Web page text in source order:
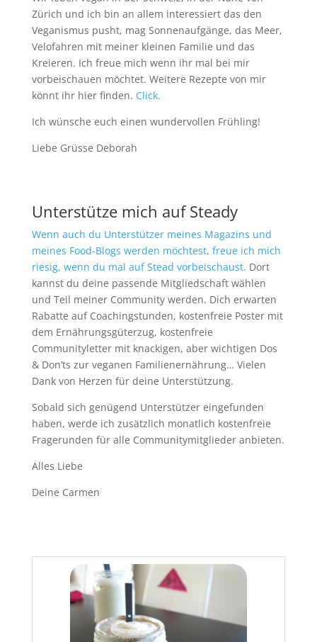
Zürich und ich bin an allem interessiert das den
Veganismus pusht, mag Sonnenaufgänge, das Meer,
Velofahren mit meiner kleinen Familie und das
Kreieren. Ich freue mich wenn ihr mal bei mir
vorbeischauen möchtet. Weitere Rezepte von mir
könnt ihr hier finden. Click.
Ich wünsche euch einen wundervollen Frühling!
Liebe Grüsse Deborah
Unterstütze mich auf Steady
Wenn auch du Unterstützer meines Magazins und
meines Food-Blogs werden möchtest, freue ich mich
riesig, wenn du mal auf Stead vorbeischaust. Dort
kannst du deine passende Mitgliedschaft wählen
und Teil meiner Community werden. Dich erwarten
Rabatte auf Coachingstunden, kostenfreie Poster mit
dem Ernährungsgüterzug, kostenfreie
Communityletter mit knackigen, aber wichtigen Dos
& Don’ts zur veganen Familienernährung… Vielen
Dank von Herzen für deine Unterstützung.
Sobald sich genügend Unterstützer eingefunden
haben, werde ich zusätzlich monatlich kostenfreie
Fragerunden für alle Communitymitglieder anbieten.
Alles Liebe
Deine Carmen